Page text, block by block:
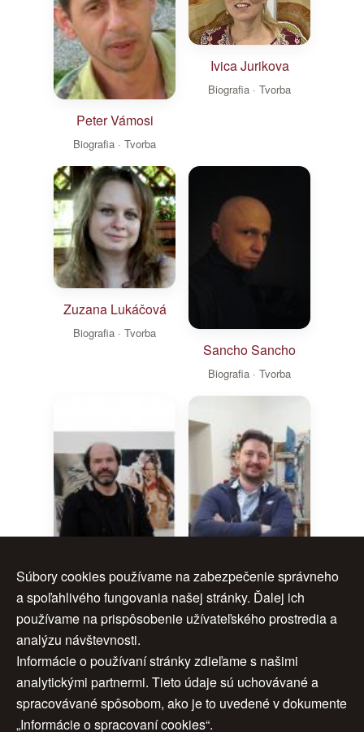
Peter Vámosi
Biografia · Tvorba
Ivica Jurikova
Biografia · Tvorba
Zuzana Lukáčová
Biografia · Tvorba
Sancho Sancho
Biografia · Tvorba
Igor Navrotskyi
Biografia · Tvorba
Roman Popík
Biografia · Tvorba
Súbory cookies používame na zabezpečenie správneho
a spoľahlivého fungovania našej stránky. Ďalej ich
používame na prispôsobenie užívateľského prostredia a
analýzu návštevnosti.
Informácie o používaní stránky zdieľame s našimi
analytickými partnermi. Tieto údaje sú uchovávané a
spracovávané spôsobom, ako je to uvedené v dokumente
„Informácie o spracovaní cookies“.